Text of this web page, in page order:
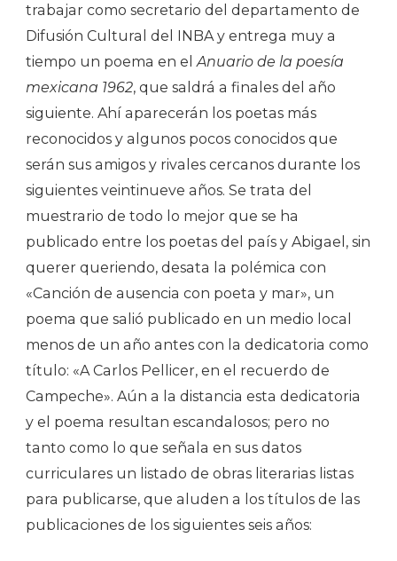
trabajar como secretario del departamento de
Difusión Cultural del INBA y entrega muy a
tiempo un poema en elAnuario de la poesía
mexicana 1962, que saldrá a finales del año
siguiente. Ahí aparecerán los poetas más
reconocidos y algunos pocos conocidos que
serán sus amigos y rivales cercanos durante los
siguientes veintinueve años. Se trata del
muestrario de todo lo mejor que se ha
publicado entre los poetas del país y Abigael, sin
querer queriendo, desata la polémica con
«Canción de ausencia con poeta y mar», un
poema que salió publicado en un medio local
menos de un año antes con la dedicatoria como
título: «A Carlos Pellicer, en el recuerdo de
Campeche». Aún a la distancia esta dedicatoria
y el poema resultan escandalosos; pero no
tanto como lo que señala en sus datos
curriculares un listado de obras literarias listas
para publicarse, que aluden a los títulos de las
publicaciones de los siguientes seis años: